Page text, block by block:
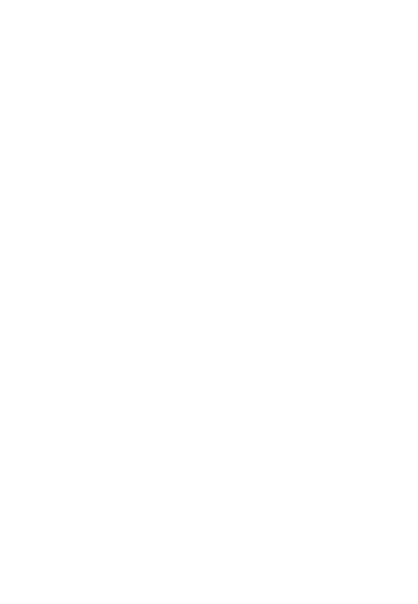
oder nicht
zum Geschäftserfolg leisten. Denn
Sie auch Ihre
Sie als Unternehmer Sinn
hängt von der Branche,
Marketingstrategie ab. Bevor
können:
Netzwerken hält sich meine